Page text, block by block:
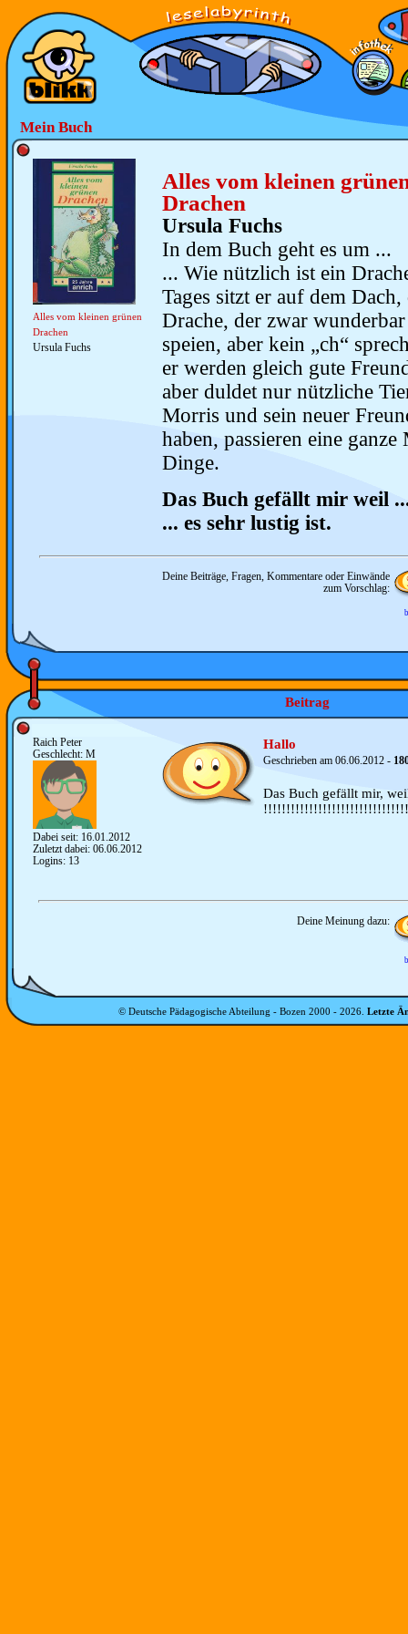
Mein Buch
Alles vom kleinen grünen
Drachen
Ursula Fuchs
Alles vom kleinen
Drachen
Ursula Fuchs
In dem Buch geht es um ...
... Wie nützlich ist ein
Tages sitzt er auf dem
Drache, der zwar
speien, aber kein „ch“
er werden gleich gute
aber duldet nur nützliche
Morris und sein neuer
haben, passieren eine ganze
Dinge.
Das Buch gefällt mir weil
... es sehr lustig ist.
Deine Beiträge, Fragen, Kommentare oder Einwände
zum Vorschlag:
Beitrag
Raich Peter
Geschlecht: M
Dabei seit: 16.01.2012
Zuletzt dabei: 06.06.2012
Logins: 13
Hallo
Geschrieben am 06.06.2012 -
Das Buch gefällt mir,
Deine Meinung dazu:
© Deutsche Pädagogische Abteilung - Bozen 2000 - 2026 Letzte